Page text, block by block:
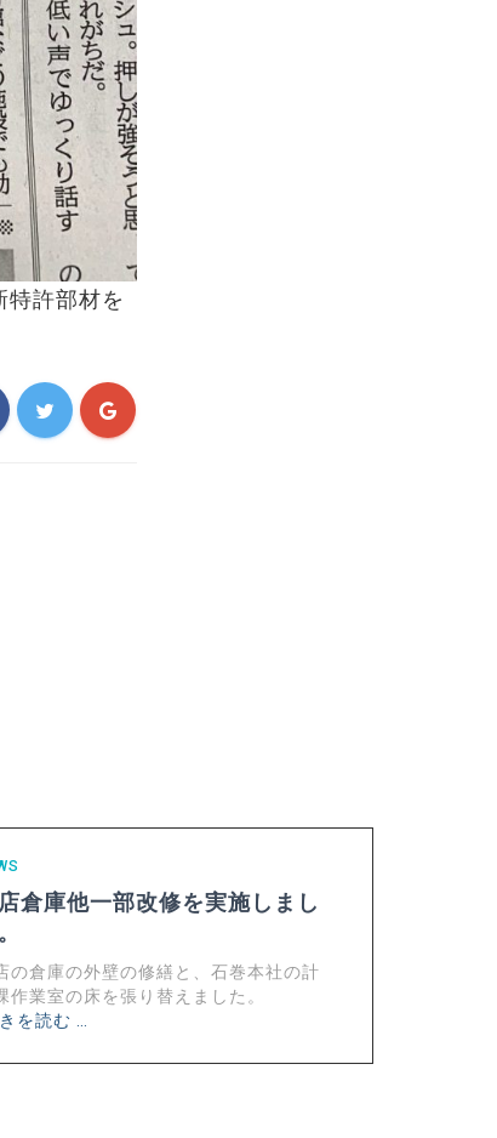
特許部材を
倉庫他一部改修を実施しまし
の倉庫の外壁の修繕と、石巻本社の計
作業室の床を張り替えました。
を読む …